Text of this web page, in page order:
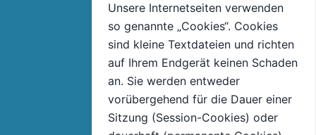
Unsere Internetseiten verwenden
so genannte „Cookies“. Cookies
sind kleine Textdateien und richten
auf Ihrem Endgerät keinen Schaden
an. Sie werden entweder
vorübergehend für die Dauer einer
Sitzung (Session-Cookies) oder